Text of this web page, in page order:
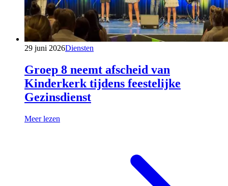
29 juni 2026Diensten
Groep 8 neemt afscheid van
Kinderkerk tijdens feestelijke
Gezinsdienst
Meer lezen